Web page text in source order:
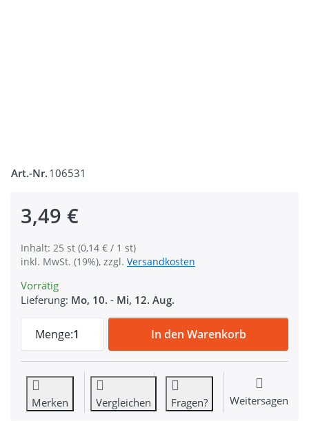
Art.-Nr. 106531
3,49 €
Inhalt: 25 st (0,14 € / 1 st)
inkl. MwSt. (19%), zzgl. Versandkosten
Vorrätig
Lieferung: Mo, 10. - Mi, 12. Aug.
Menge:1
25 Reißverschlüsse 3mm, 20cm lang,
In den Warenkorb
Merken Vergleichen Fragen? Weitersagen